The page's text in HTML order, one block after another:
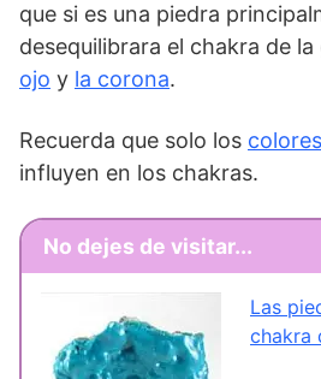
que si es una piedra
desequilibrara el chakra de
ojo y la corona.
Recuerda que solo los
influyen en los chakras.
No dejes de visitar...
Las
chakra